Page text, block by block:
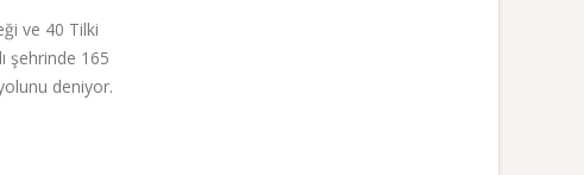
ve 40 Tilki
şehrinde 165
deniyor.